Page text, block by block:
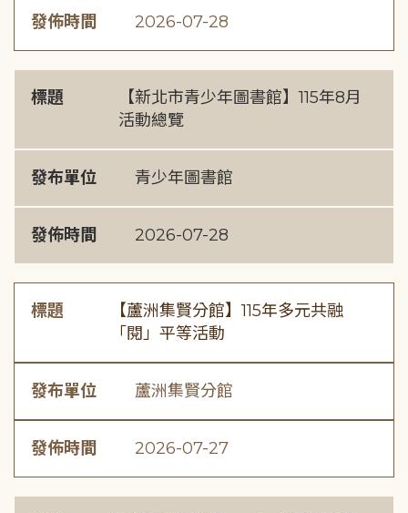
發佈時間 2026-07-28
標題
【新北市青少年圖書館】115年8月
活動總覽
發布單位 青少年圖書館
發佈時間 2026-07-28
標題
【蘆洲集賢分館】115年多元共融
「閱」平等活動
發布單位 蘆洲集賢分館
發佈時間 2026-07-27